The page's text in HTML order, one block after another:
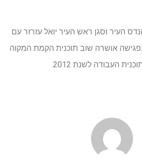
העיר וסגן ראש העיר יואל עזרזר עם
אושרה שוב תוכנית הקמת המקוה
העבודה לשנת 2012.